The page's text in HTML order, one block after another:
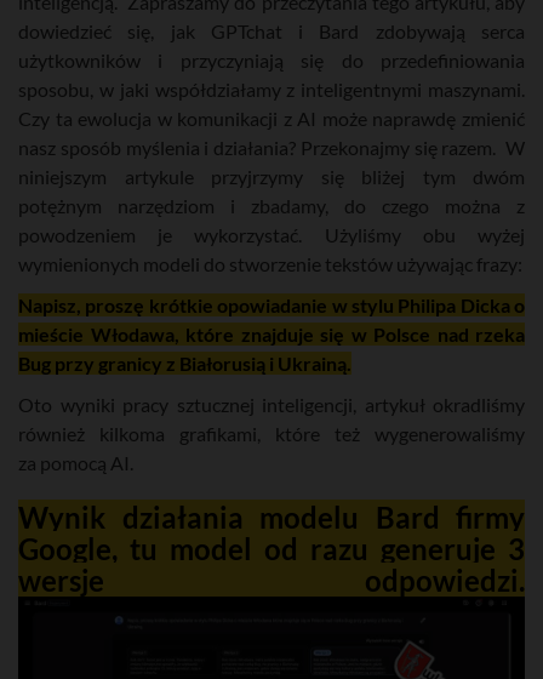
dowiedzieć się, jak GPTchat i Bard zdobywają serca
użytkowników i przyczyniają się do przedefiniowania
sposobu, w jaki współdziałamy z inteligentnymi maszynami.
Czy ta ewolucja w komunikacji z AI może naprawdę zmienić
nasz sposób myślenia i działania? Przekonajmy się razem. W
niniejszym artykule przyjrzymy się bliżej tym dwóm
potężnym narzędziom i zbadamy, do czego można z
powodzeniem je wykorzystać. Użyliśmy obu wyżej
wymienionych modeli do stworzenie tekstów używając frazy:
Napisz, proszę krótkie opowiadanie w stylu Philipa Dicka o
mieście Włodawa, które znajduje się w Polsce nad rzeka
Bug przy granicy z Białorusią i Ukrainą.
Oto wyniki pracy sztucznej inteligencji, artykuł okradliśmy
również kilkoma grafikami, które też wygenerowaliśmy
za pomocą AI.
Wynik działania modelu Bard firmy
Google, tu model od razu generuje 3
wersje odpowiedzi.